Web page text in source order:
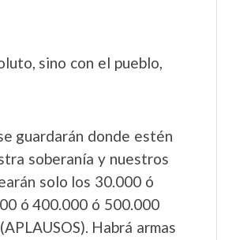
sino con el pueblo,
guardarán donde estén
soberanía y nuestros
solo los 30.000 ó
ó 400.000 ó 500.000
Habrá armas